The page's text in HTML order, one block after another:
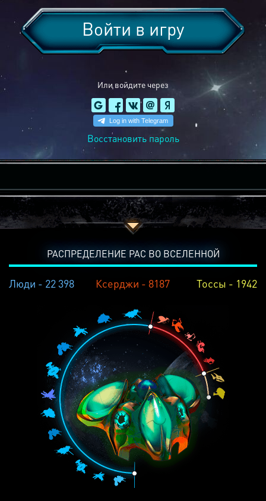
Или войдите через
Войти в игру
Восстановить пароль
РАСПРЕДЕЛЕНИЕ РАС ВО ВСЕЛЕННОЙ
Люди - 22 398 Ксерджи - 8187 Тоссы - 1942